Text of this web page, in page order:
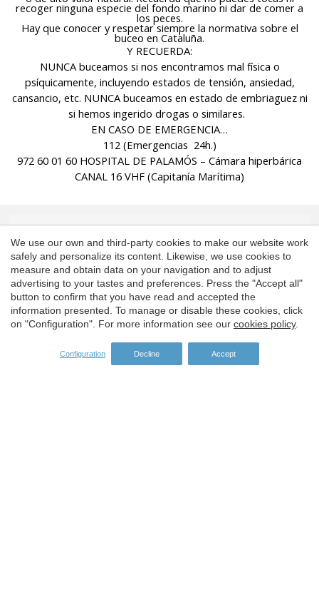
recoger ninguna especie del fondo marino ni dar de comer a
los peces.
Hay que conocer y respetar siempre la normativa sobre el
buceo en Cataluña.
Y RECUERDA:
NUNCA buceamos si nos encontramos mal física o
psíquicamente, incluyendo estados de tensión, ansiedad,
cansancio, etc. NUNCA buceamos en estado de embriaguez ni
si hemos ingerido drogas o similares.
EN CASO DE EMERGENCIA…
112 (Emergencias 24h.)
972 60 01 60 HOSPITAL DE PALAMÓS – Cámara hiperbárica
CANAL 16 VHF (Capitanía Marítima)
SPONSORS
We use our own and third-party cookies to make our website work
safely and personalize its content. Likewise, we use cookies to
measure and obtain data on your navigation and to adjust
advertising to your tastes and preferences. Press the "Accept all"
button to confirm that you have read and accepted the
information presented. To manage or disable these cookies, click
on "Configuration". For more information see our cookies policy.
Configuration Decline Accept
Save configuration Accept all